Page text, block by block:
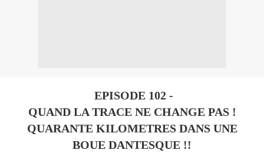
EPISODE 102 -
QUAND LA TRACE NE CHANGE PAS !
QUARANTE KILOMETRES DANS UNE
BOUE DANTESQUE !!